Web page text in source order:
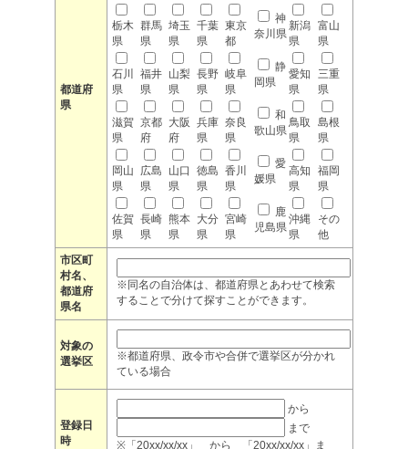
都道府
県
栃木
県
群馬
県
埼玉
県
千葉
県
東京
都
神
奈川県
新潟
県
富山
県
石川
県
福井
県
山梨
県
長野
県
岐阜
県
静
岡県
愛知
県
三重
県
滋賀
県
京都
府
大阪
府
兵庫
県
奈良
県
和
歌山県
鳥取
県
島根
県
岡山
県
広島
県
山口
県
徳島
県
香川
県
愛
媛県
高知
県
福岡
県
佐賀
県
長崎
県
熊本
県
大分
県
宮崎
県
鹿
児島県
沖縄
県
その
他
市区町
村名、
都道府
県名
※同名の自治体は、都道府県とあわせて検索
することで分けて探すことができます。
対象の
選挙区
※都道府県、政令市や合併で選挙区が分かれ
ている場合
登録日
時
から
まで
※「20xx/xx/xx」 から 「20xx/xx/xx」ま